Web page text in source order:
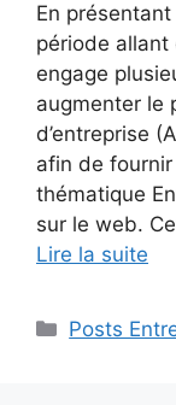
En
période
engage
augmenter le
d’entreprise
afin de
thématique
sur le web.
Lire la suite
Catégories
Posts